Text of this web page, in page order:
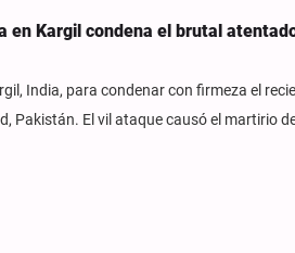
en Kargil condena el brutal
India, para condenar con firmeza el
Pakistán. El vil ataque causó el martirio